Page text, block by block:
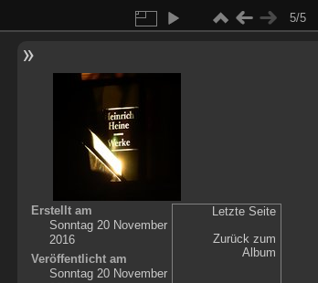
5/5
Letzte Seite
Zurück zum
Album
Erstellt am
Sonntag 20 November
2016
Veröffentlicht am
Sonntag 20 November